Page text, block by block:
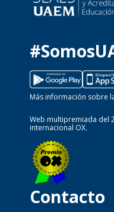
Más información sobre
Web multipremiada del
internacional OX.
Contacto